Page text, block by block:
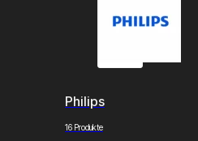
Philips
16 Produkte